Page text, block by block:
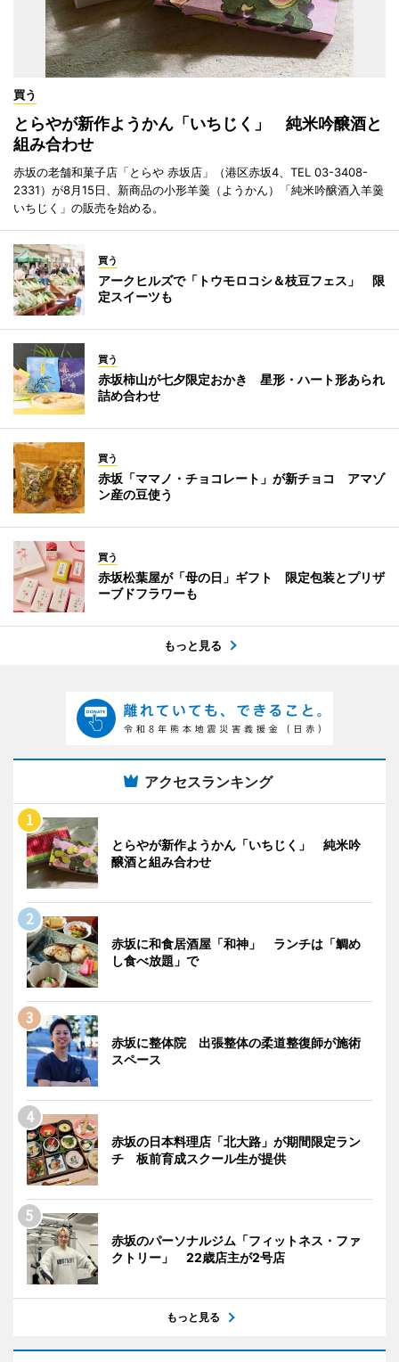
買う
とらやが新作ようかん「いちじく」 純米吟醸酒と
組み合わせ
赤坂の老舗和菓子店「とらや 赤坂店」（港区赤坂4、TEL 03-3408-
2331）が8月15日、新商品の小形羊羹（ようかん）「純米吟醸酒入羊羹
いちじく」の販売を始める。
買う
アークヒルズで「トウモロコシ＆枝豆フェス」 限
定スイーツも
買う
赤坂柿山が七夕限定おかき 星形・ハート形あられ
詰め合わせ
買う
赤坂「ママノ・チョコレート」が新チョコ アマゾ
ン産の豆使う
買う
赤坂松葉屋が「母の日」ギフト 限定包装とプリザ
ーブドフラワーも
もっと見る
アクセスランキング
とらやが新作ようかん「いちじく」 純米吟
醸酒と組み合わせ
赤坂に和食居酒屋「和神」 ランチは「鯛め
し食べ放題」で
赤坂に整体院 出張整体の柔道整復師が施術
スペース
赤坂の日本料理店「北大路」が期間限定ラン
チ 板前育成スクール生が提供
赤坂のパーソナルジム「フィットネス・ファ
クトリー」 22歳店主が2号店
もっと見る